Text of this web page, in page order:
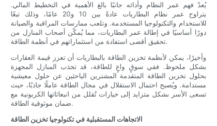
يُعدّ فهم عمر النظام وأدائه جانبًا بالغ الأهمية في التخطيط المالي.
يتراوح عمر نظام البطاريات عادةً بين 10 و20 عامًا، وذلك تبعًا
للاستخدام والتكنولوجيا المستخدمة. وتلعب ممارسات المراقبة والصيانة
دورًا أساسيًا في إطالة عمر البطاريات، مما يُمكّن أصحاب المنازل من
تحقيق أقصى استفادة من استثماراتهم في أنظمة الطاقة.
وأخيرًا، يمكن لأنظمة تخزين الطاقة بالبطاريات أن تعزز قيمة العقارات
بشكل ملحوظ. ففي سوقٍ واعٍ للطاقة، قد تجذب المنازل المجهزة
بحلول تخزين الطاقة المتقدمة المشترين الباحثين عن حلول معيشية
مستدامة. ويُصبح احتمال الاستقلال في مجال الطاقة عاملًا جاذبًا، حيث
تسعى الأسر بشكل متزايد إلى خيارات تُقلل من انبعاثاتها الكربونية مع
ضمان موثوقية الطاقة.
الاتجاهات المستقبلية في تكنولوجيا تخزين الطاقة